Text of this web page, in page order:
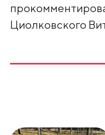
Циолковского